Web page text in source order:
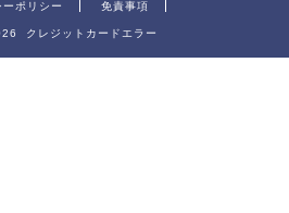
ポリシー 免責事項
クレジットカードエラー